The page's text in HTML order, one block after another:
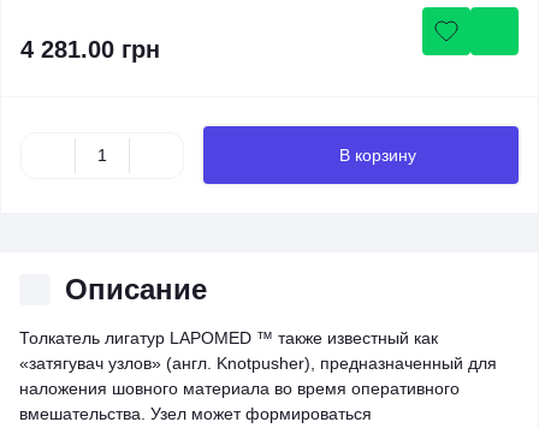
4 281.00 грн
В корзину
Описание
Толкатель лигатур LAPOMED ™ также известный как
«затягувач узлов» (англ. Knotpusher), предназначенный для
наложения шовного материала во время оперативного
вмешательства. Узел может формироваться